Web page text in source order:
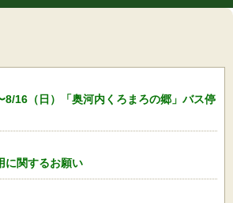
8/16（日）「奥河内くろまろの郷」バス停
に関するお願い